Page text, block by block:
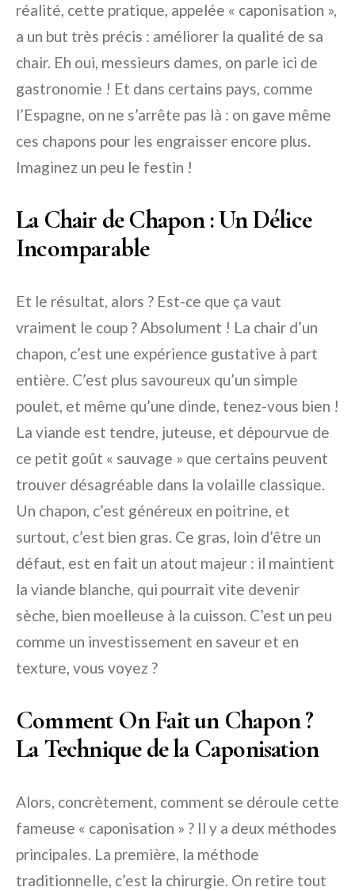
réalité, cette pratique, appelée « caponisation »,
a un but très précis : améliorer la qualité de sa
chair. Eh oui, messieurs dames, on parle ici de
gastronomie ! Et dans certains pays, comme
l’Espagne, on ne s’arrête pas là : on gave même
ces chapons pour les engraisser encore plus.
Imaginez un peu le festin !
La Chair de Chapon : Un Délice
Incomparable
Et le résultat, alors ? Est-ce que ça vaut
vraiment le coup ? Absolument ! La chair d’un
chapon, c’est une expérience gustative à part
entière. C’est plus savoureux qu’un simple
poulet, et même qu’une dinde, tenez-vous bien !
La viande est tendre, juteuse, et dépourvue de
ce petit goût « sauvage » que certains peuvent
trouver désagréable dans la volaille classique.
Un chapon, c’est généreux en poitrine, et
surtout, c’est bien gras. Ce gras, loin d’être un
défaut, est en fait un atout majeur : il maintient
la viande blanche, qui pourrait vite devenir
sèche, bien moelleuse à la cuisson. C’est un peu
comme un investissement en saveur et en
texture, vous voyez ?
Comment On Fait un Chapon ?
La Technique de la Caponisation
Alors, concrètement, comment se déroule cette
fameuse « caponisation » ? Il y a deux méthodes
principales. La première, la méthode
traditionnelle, c’est la chirurgie. On retire tout